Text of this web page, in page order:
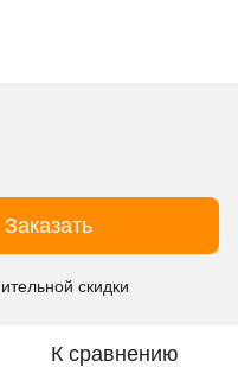
Заказать
скидки
К сравнению